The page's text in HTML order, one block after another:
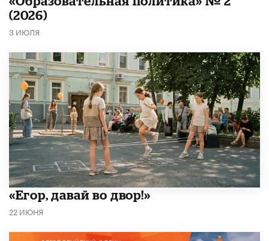
(2026)
3 ИЮЛЯ
«Егор, давай во двор!»
22 ИЮНЯ